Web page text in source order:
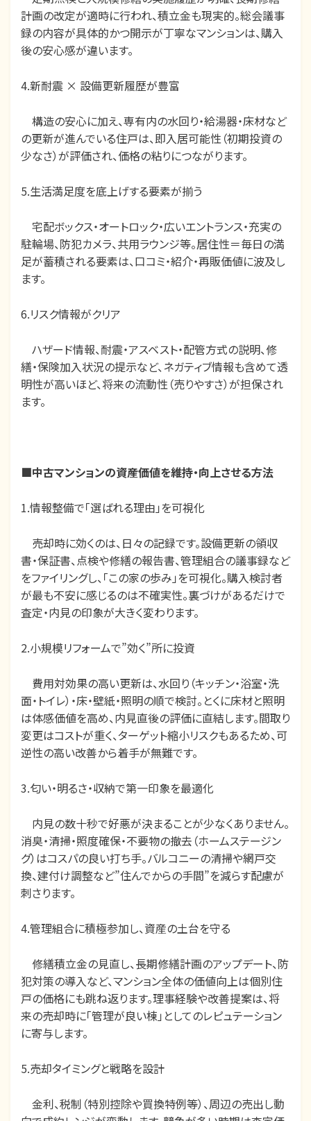
計画の改定が適時に行われ、積立金も現実的。総会議事
録の内容が具体的かつ開示が丁寧なマンションは、購入
後の安心感が違います。
4.新耐震 × 設備更新履歴が豊富
構造の安心に加え、専有内の水回り・給湯器・床材など
の更新が進んでいる住戸は、即入居可能性（初期投資の
少なさ）が評価され、価格の粘りにつながります。
5.生活満足度を底上げする要素が揃う
宅配ボックス・オートロック・広いエントランス・充実の
駐輪場、防犯カメラ、共用ラウンジ等。居住性＝毎日の満
足が蓄積される要素は、口コミ・紹介・再販価値に波及し
ます。
6.リスク情報がクリア
ハザード情報、耐震・アスベスト・配管方式の説明、修
繕・保険加入状況の提示など、ネガティブ情報も含めて透
明性が高いほど、将来の流動性（売りやすさ）が担保され
ます。
■中古マンションの資産価値を維持・向上させる方法
1.情報整備で「選ばれる理由」を可視化
売却時に効くのは、日々の記録です。設備更新の領収
書・保証書、点検や修繕の報告書、管理組合の議事録など
をファイリングし、「この家の歩み」を可視化。購入検討者
が最も不安に感じるのは不確実性。裏づけがあるだけで
査定・内見の印象が大きく変わります。
2.小規模リフォームで”効く”所に投資
費用対効果の高い更新は、水回り（キッチン・浴室・洗
面・トイレ）・床・壁紙・照明の順で検討。とくに床材と照明
は体感価値を高め、内見直後の評価に直結します。間取り
変更はコストが重く、ターゲット縮小リスクもあるため、可
逆性の高い改善から着手が無難です。
3.匂い・明るさ・収納で第一印象を最適化
内見の数十秒で好悪が決まることが少なくありません。
消臭・清掃・照度確保・不要物の撤去（ホームステージン
グ）はコスパの良い打ち手。バルコニーの清掃や網戸交
換、建付け調整など”住んでからの手間”を減らす配慮が
刺さります。
4.管理組合に積極参加し、資産の土台を守る
修繕積立金の見直し、長期修繕計画のアップデート、防
犯対策の導入など、マンション全体の価値向上は個別住
戸の価格にも跳ね返ります。理事経験や改善提案は、将
来の売却時に「管理が良い棟」としてのレピュテーション
に寄与します。
5.売却タイミングと戦略を設計
金利、税制（特別控除や買換特例等）、周辺の売出し動